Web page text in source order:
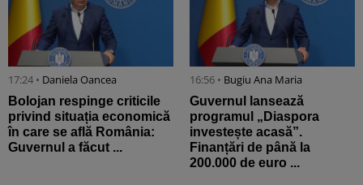
17:24 • Daniela Oancea
Bolojan respinge criticile
privind situația economică
în care se află România:
Guvernul a făcut ...
16:56 • Bugiu ⁠Ana Maria
Guvernul lansează
programul „Diaspora
investește acasă”.
Finanțări de până la
200.000 de euro ...